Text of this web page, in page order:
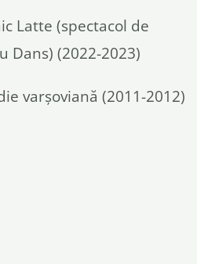
Latte (spectacol de
Dans) (2022-2023)
varşoviană (2011-2012)